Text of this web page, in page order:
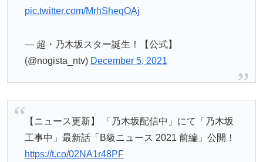
pic.twitter.com/MrhSheqOAj
— 超・乃木坂スター誕生！【公式】
(@nogista_ntv) December 5, 2021
【ニュース更新】 「乃木坂配信中」にて「乃木坂
工事中」最新話「B級ニュース 2021 前編」公開！
https://t.co/02NA1r48PF